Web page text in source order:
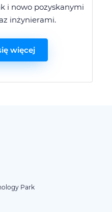
i nowo pozyskanymi
inżynierami.
więcej
Park